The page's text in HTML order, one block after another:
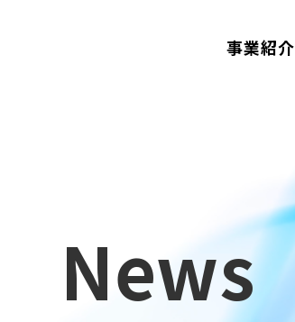
事業紹介
News